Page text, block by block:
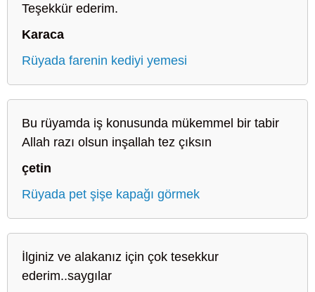
Teşekkür ederim.
Karaca
Rüyada farenin kediyi yemesi
Bu rüyamda iş konusunda mükemmel bir tabir
Allah razı olsun inşallah tez çıksın
çetin
Rüyada pet şişe kapağı görmek
İlginiz ve alakanız için çok tesekkur
ederim..saygılar